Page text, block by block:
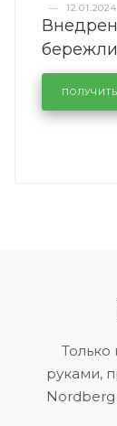
—
12.01.2024
Только
руками,